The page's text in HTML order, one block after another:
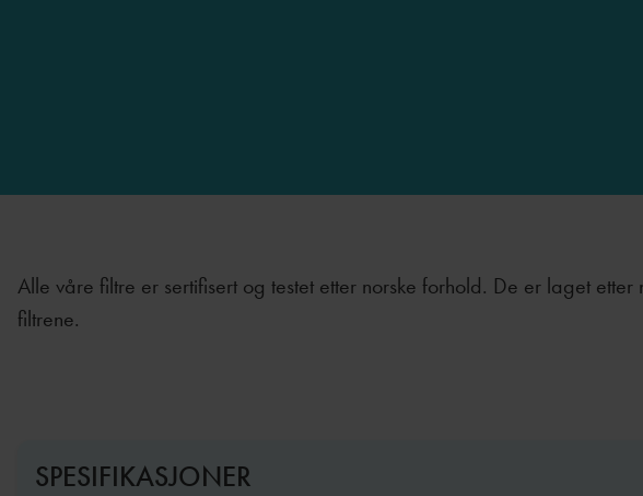
Alle våre filtre er sertifisert og testet etter norske forhold. De er laget
filtrene.
SPESIFIKASJONER